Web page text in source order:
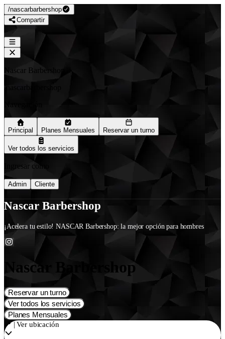
/nascarbarbershop
Compartir
Nascar Barbershop
Principal Planes Mensuales Reservar un turno
Ver todos los servicios
Ingresar como
Admin Cliente
Nascar Barbershop
¡Acelera tu estilo! NASCAR Barbershop: la mejor opción para hombres
Nascar Barbershop
Reservar un turno
Ver todos los servicios
Planes Mensuales
📍 | Ver ubicación